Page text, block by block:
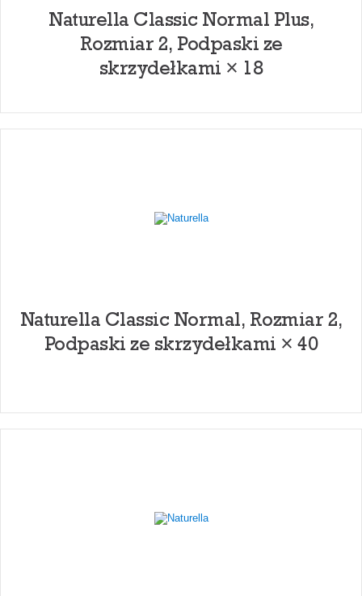
Naturella Classic Normal Plus,
Rozmiar 2, Podpaski ze
skrzydełkami × 18
Naturella Classic Normal, Rozmiar 2,
Podpaski ze skrzydełkami × 40